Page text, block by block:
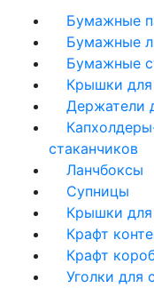
Бумажные
Бумажные
Бумажные
Крышки
Держатели
стаканчиков
Ланчбоксы
Супницы
Крышки для
Крафт
Крафт
Уголки для